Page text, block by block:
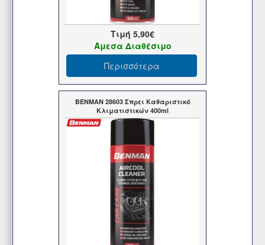
Τιμή 5,90€
Άμεσα Διαθέσιμο
Περισσότερα
BENMAN 28603 Σπρει Καθαριστικό
Κλιματιστικών 400ml